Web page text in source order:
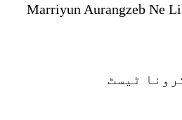
Marriyun Aurangzeb Ne
ٹیسٹ